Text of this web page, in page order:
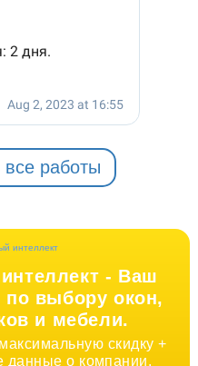
все работы
- Ваш
по выбору окон,
и мебели.
скидку +
данные о компании.